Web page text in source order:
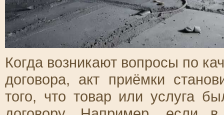
Когда возникают вопросы по
договора, акт приёмки
того, что товар или услуга